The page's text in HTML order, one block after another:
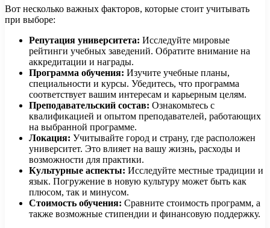
Вот несколько важных факторов, которые стоит учитывать
при выборе:
Репутация университета: Исследуйте мировые
рейтинги учебных заведений. Обратите внимание на
аккредитации и награды.
Программа обучения: Изучите учебные планы,
специальности и курсы. Убедитесь, что программа
соответствует вашим интересам и карьерным целям.
Преподавательский состав: Ознакомьтесь с
квалификацией и опытом преподавателей, работающих
на выбранной программе.
Локация: Учитывайте город и страну, где расположен
университет. Это влияет на вашу жизнь, расходы и
возможности для практики.
Культурные аспекты: Исследуйте местные традиции и
язык. Погружение в новую культуру может быть как
плюсом, так и минусом.
Стоимость обучения: Сравните стоимость программ, а
также возможные стипендии и финансовую поддержку.